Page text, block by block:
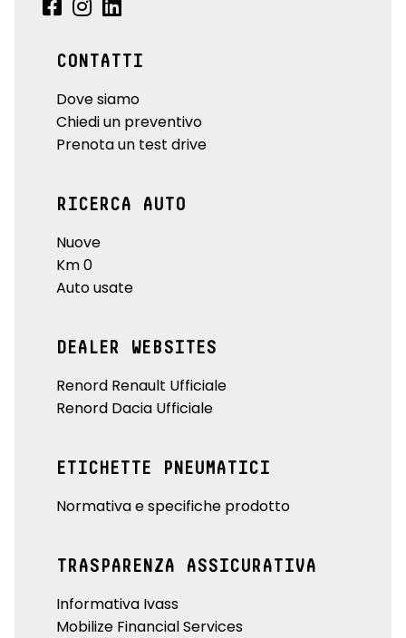
CONTATTI
Dove siamo
Chiedi un preventivo
Prenota un test drive
RICERCA AUTO
Nuove
Km 0
Auto usate
DEALER WEBSITES
Renord Renault Ufficiale
Renord Dacia Ufficiale
ETICHETTE PNEUMATICI
Normativa e specifiche prodotto
TRASPARENZA ASSICURATIVA
Informativa Ivass
Mobilize Financial Services